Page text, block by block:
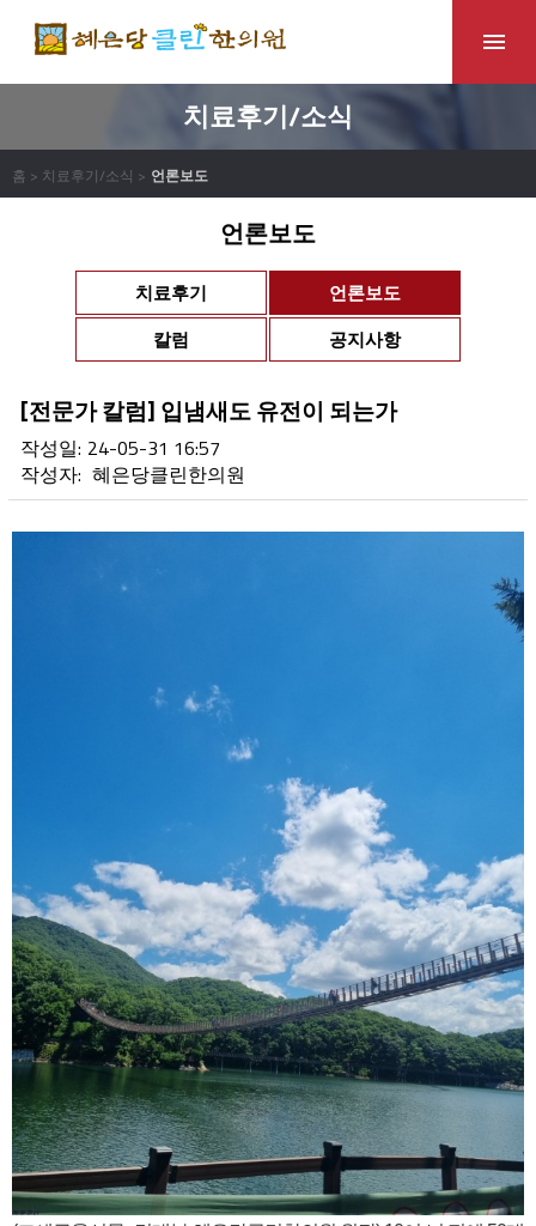
치료후기/소식
홈 > 치료후기/소식 > 언론보도
언론보도
치료후기
언론보도
칼럼
공지사항
[전문가 칼럼] 입냄새도 유전이 되는가
작성일: 24-05-31 16:57
작성자: 혜은당클린한의원
본문